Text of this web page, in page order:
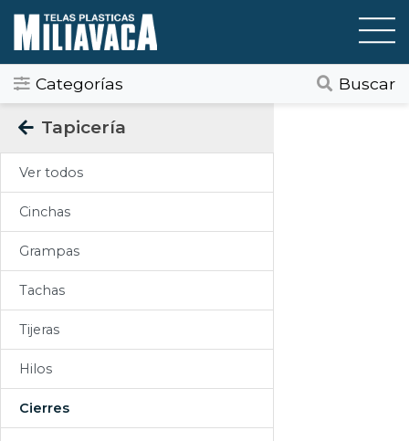
Categorías Buscar
Categorias
Todos
Gráfica / Comunicación Visual
Tapicería
Tapicería
Ver todos
Cinchas
Grampas
Tachas
Tijeras
Hilos
Cierres
Telas Plásticas
Felpudos
Toldos
Pisos